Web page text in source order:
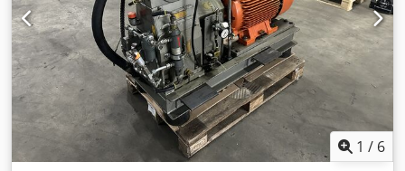
1 / 6